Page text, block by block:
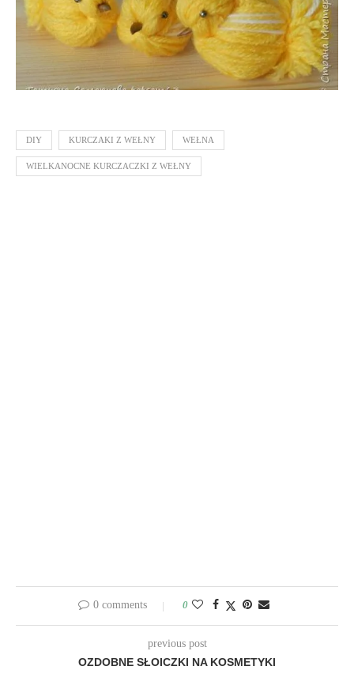
DIY KURCZAKI Z WEŁNY WEŁNA
WIELKANOCNE KURCZACZKI Z WEŁNY
0 comments 0
previous post
OZDOBNE SŁOICZKI NA KOSMETYKI